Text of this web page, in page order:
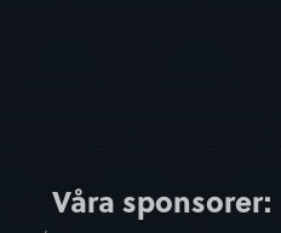
Våra sponsorer: